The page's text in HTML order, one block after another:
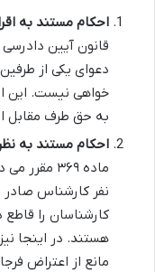
احکام مستند به
قانون آیین
دعوای یکی از
خواهی نیست. این
به حق طرف مقابل
احکام مستند به
ماده ۳۶۹
نفر کارشناس
کارشناسان را قاطع
هستند. در اینجا
مانع از اعتراض